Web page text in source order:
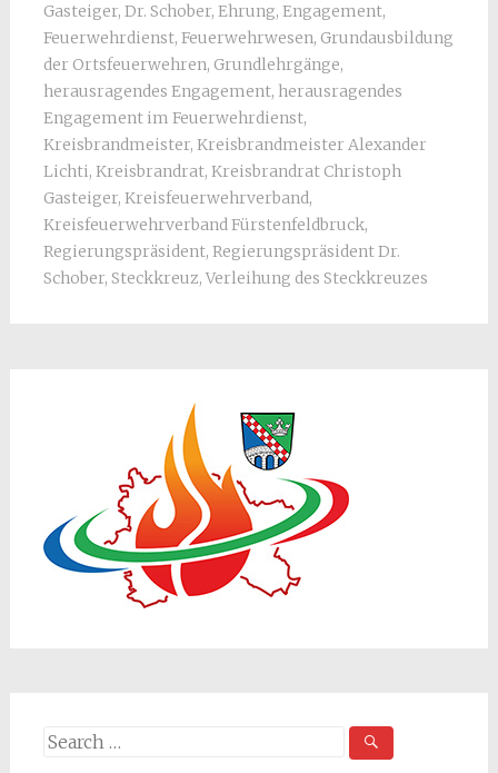
Gasteiger, Dr. Schober, Ehrung, Engagement,
Feuerwehrdienst, Feuerwehrwesen, Grundausbildung
der Ortsfeuerwehren, Grundlehrgänge,
herausragendes Engagement, herausragendes
Engagement im Feuerwehrdienst,
Kreisbrandmeister, Kreisbrandmeister Alexander
Lichti, Kreisbrandrat, Kreisbrandrat Christoph
Gasteiger, Kreisfeuerwehrverband,
Kreisfeuerwehrverband Fürstenfeldbruck,
Regierungspräsident, Regierungspräsident Dr.
Schober, Steckkreuz, Verleihung des Steckkreuzes
Search